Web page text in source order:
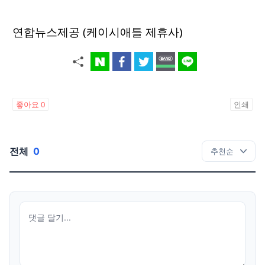
연합뉴스제공 (케이시애틀 제휴사)
좋아요 0 인쇄
전체 0